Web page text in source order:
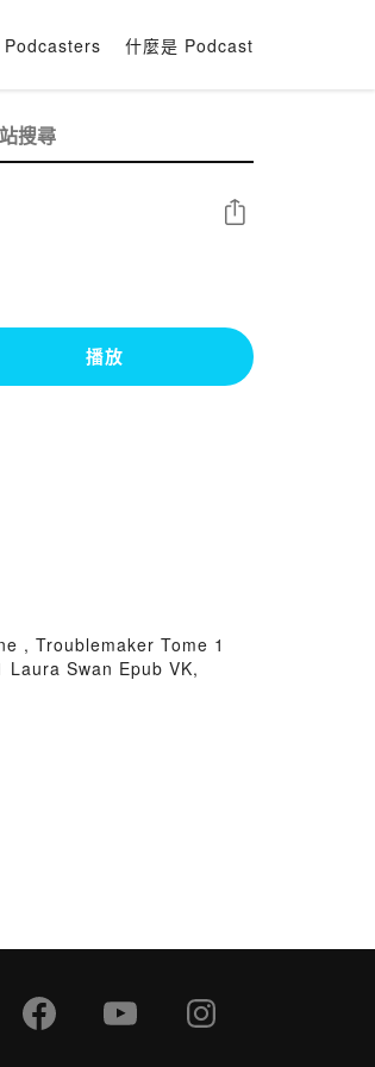
Podcasters 什麼是 Podcast
分享
播放
, Troublemaker Tome 1
Swan Epub VK,